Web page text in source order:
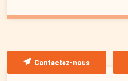
Contactez-nous